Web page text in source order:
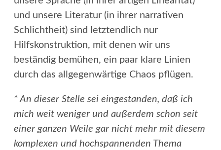
und unsere Literatur (in ihrer narrativen
Schlichtheit) sind letztendlich nur
Hilfskonstruktion, mit denen wir uns
beständig bemühen, ein paar klare Linien
durch das allgegenwärtige Chaos pflügen.
* An dieser Stelle sei eingestanden, daß ich
mich weit weniger und außerdem schon seit
einer ganzen Weile gar nicht mehr mit diesem
komplexen und hochspannenden Thema